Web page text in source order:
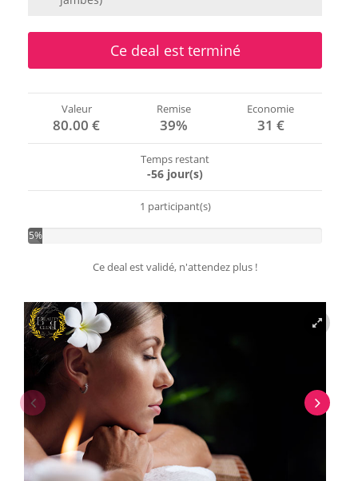
Ce deal est terminé
Valeur
80.00 €
Remise
39%
Economie
31 €
Temps restant
-56 jour(s)
1 participant(s)
5%
Ce deal est validé, n'attendez plus !